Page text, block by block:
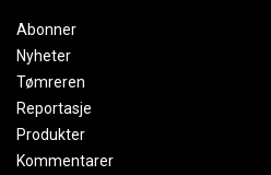
Abonner
Nyheter
Tømreren
Reportasje
Produkter
Kommentarer